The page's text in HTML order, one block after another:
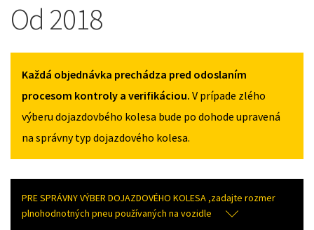
Od 2018
Každá objednávka prechádza pred odoslaním
procesom kontroly a verifikáciou. V prípade zlého
výberu dojazdovbého kolesa bude po dohode upravená
na správny typ dojazdového kolesa.
PRE SPRÁVNY VÝBER DOJAZDOVÉHO KOLESA ,zadajte rozmer
plnohodnotných pneu používaných na vozidle